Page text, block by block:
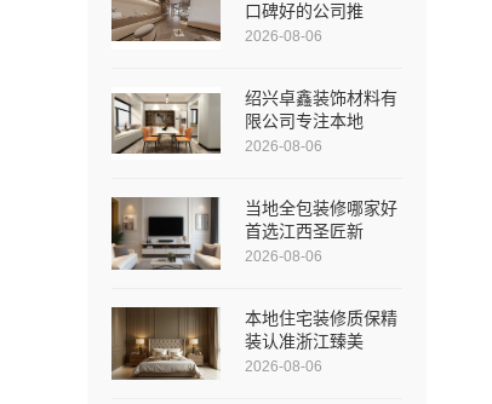
口碑好的公司推
2026-08-06
绍兴卓鑫装饰材料有
限公司专注本地
2026-08-06
当地全包装修哪家好
首选江西圣匠新
2026-08-06
本地住宅装修质保精
装认准浙江臻美
2026-08-06